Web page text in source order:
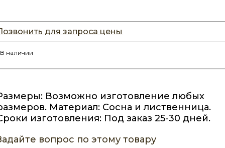
для запроса цены
В наличии
Возможно изготовление любых
Материал: Сосна и лиственница.
изготовления: Под заказ 25-30 дней.
вопрос по этому товару